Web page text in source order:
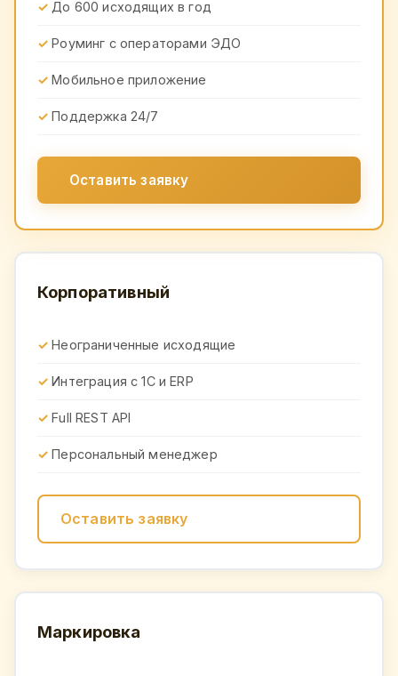
До 600 исходящих в год
Роуминг с операторами ЭДО
Мобильное приложение
Поддержка 24/7
Оставить заявку
Корпоративный
Неограниченные исходящие
Интеграция с 1С и ERP
Full REST API
Персональный менеджер
Оставить заявку
Маркировка